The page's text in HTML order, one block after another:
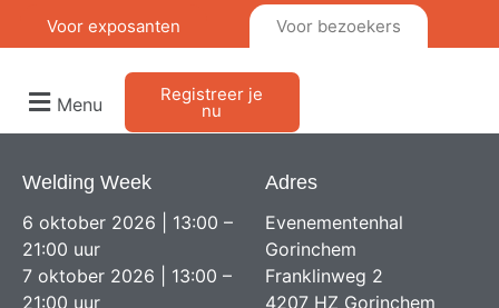
Voor exposanten Voor bezoekers
Menu Registreer je
nu
Welding Week
6 oktober 2026 | 13:00 –
21:00 uur
7 oktober 2026 | 13:00 –
21:00 uur
Adres
Evenementenhal
Gorinchem
Franklinweg 2
4207 HZ Gorinchem